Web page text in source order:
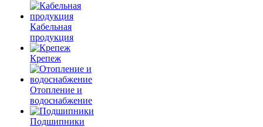
Кабельная
продукция
Крепеж
Отопление и
водоснабжение
Подшипники